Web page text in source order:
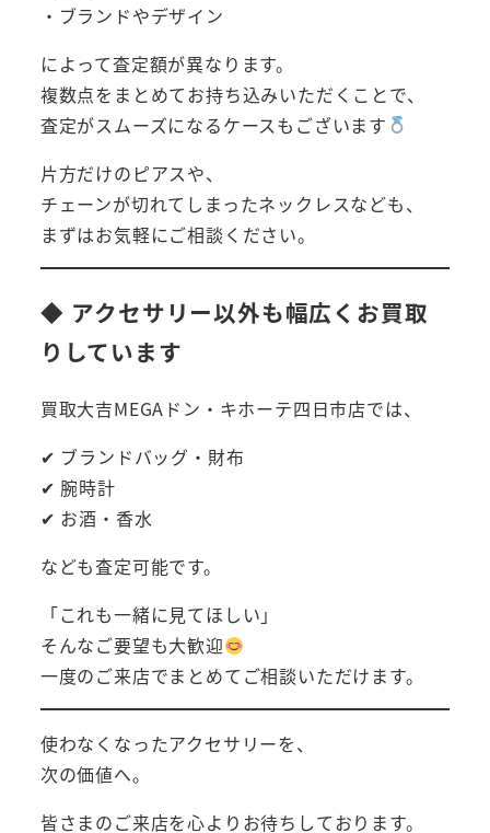
・ブランドやデザイン
によって査定額が異なります。
複数点をまとめてお持ち込みいただくことで、
査定がスムーズになるケースもございます
片方だけのピアスや、
チェーンが切れてしまったネックレスなども、
まずはお気軽にご相談ください。
◆ アクセサリー以外も幅広くお買取
りしています
買取大吉MEGAドン・キホーテ四日市店では、
✔ ブランドバッグ・財布
✔ 腕時計
✔ お酒・香水
なども査定可能です。
「これも一緒に見てほしい」
そんなご要望も大歓迎
一度のご来店でまとめてご相談いただけます。
使わなくなったアクセサリーを、
次の価値へ。
皆さまのご来店を心よりお待ちしております。